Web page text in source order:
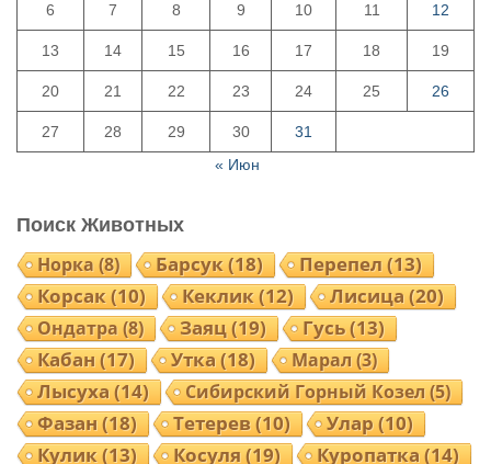
6 7 8 9 10 11 12
13 14 15 16 17 18 19
20 21 22 23 24 25 26
27 28 29 30
31
« Июн
Поиск Животных
Норка(8) Барсук(18) Перепел(13)
Корсак(10) Кеклик(12) Лисица(20)
Ондатра(8) Заяц(19) Гусь(13)
Кабан(17) Утка(18) Марал(3)
Лысуха(14) Сибирский Горный Козел(5)
Фазан(18) Тетерев(10) Улар(10)
Кулик(13) Косуля(19) Куропатка(14)